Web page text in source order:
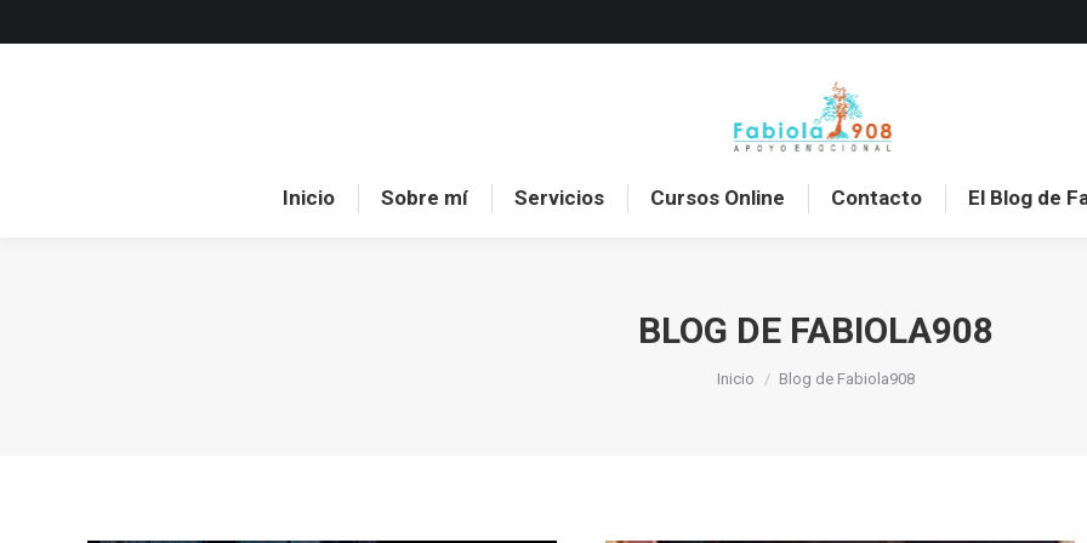
Inicio Sobre mí Servicios Cursos Online Contacto El Blog de
BLOG DE FABIOLA908
Estás aquí:
Inicio Blog de Fabiola908
Inicio Sobre mí Servicios Cursos Online